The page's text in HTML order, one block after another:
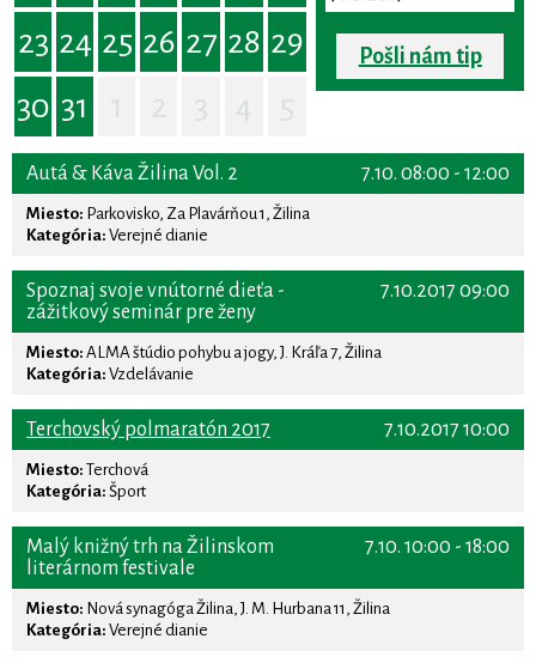
23 24 25 26 27 28 29
30 31
Pošli nám tip
7.10. 08:00 - 12:00
Autá & Káva Žilina Vol. 2
Miesto: Parkovisko, Za Plavárňou 1, Žilina
Kategória: Verejné dianie
7.10.2017 09:00
Spoznaj svoje vnútorné dieťa -
zážitkový seminár pre ženy
Miesto: ALMA štúdio pohybu a jogy, J. Kráľa 7, Žilina
Kategória: Vzdelávanie
7.10.2017 10:00
Terchovský polmaratón 2017
Miesto: Terchová
Kategória: Šport
7.10. 10:00 - 18:00
Malý knižný trh na Žilinskom
literárnom festivale
Miesto: Nová synagóga Žilina, J. M. Hurbana 11, Žilina
Kategória: Verejné dianie